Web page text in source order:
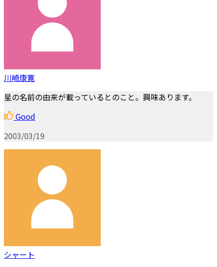
川崎康寛
星の名前の由来が載っているとのこと。興味あります。
Good
2003/03/19
シャート